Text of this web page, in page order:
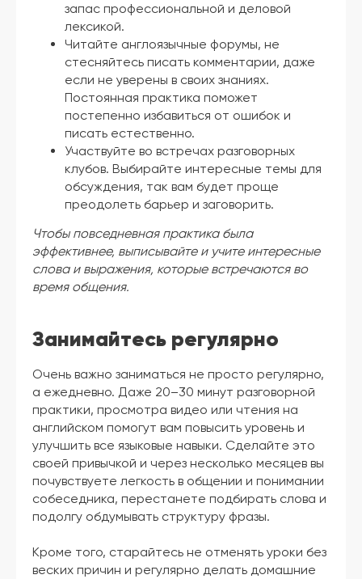
запас профессиональной и деловой
лексикой.
Читайте англоязычные форумы, не
стесняйтесь писать комментарии, даже
если не уверены в своих знаниях.
Постоянная практика поможет
постепенно избавиться от ошибок и
писать естественно.
Участвуйте во встречах разговорных
клубов. Выбирайте интересные темы для
обсуждения, так вам будет проще
преодолеть барьер и заговорить.
Чтобы повседневная практика была
эффективнее, выписывайте и учите интересные
слова и выражения, которые встречаются во
время общения.
Занимайтесь регулярно
Очень важно заниматься не просто регулярно,
а ежедневно. Даже 20–30 минут разговорной
практики, просмотра видео или чтения на
английском помогут вам повысить уровень и
улучшить все языковые навыки. Сделайте это
своей привычкой и через несколько месяцев вы
почувствуете легкость в общении и понимании
собеседника, перестанете подбирать слова и
подолгу обдумывать структуру фразы.
Кроме того, старайтесь не отменять уроки без
веских причин и регулярно делать домашние